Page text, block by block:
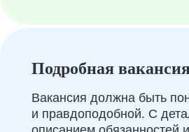
Подробная
Вакансия должна быть
и правдоподобной. С